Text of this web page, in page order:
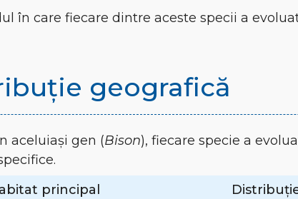
în care fiecare dintre aceste specii a
geografică
aceluiași gen (Bison), fiecare specie a
principal